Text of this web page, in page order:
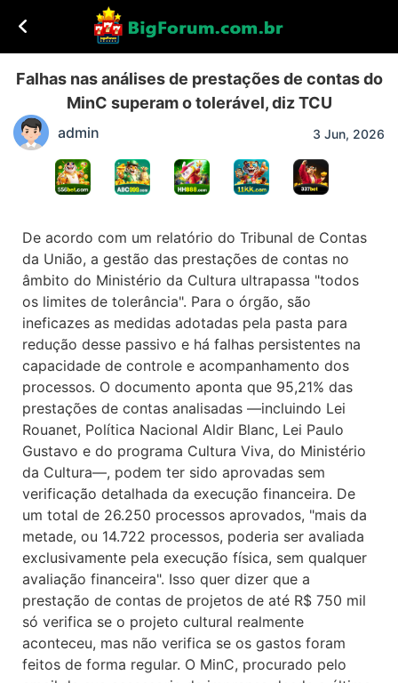
Falhas nas análises de prestações de contas do
MinC superam o tolerável, diz TCU
admin 3 Jun, 2026
De acordo com um relatório do Tribunal de Contas
da União, a gestão das prestações de contas no
âmbito do Ministério da Cultura ultrapassa "todos
os limites de tolerância". Para o órgão, são
ineficazes as medidas adotadas pela pasta para
redução desse passivo e há falhas persistentes na
capacidade de controle e acompanhamento dos
processos. O documento aponta que 95,21% das
prestações de contas analisadas —incluindo Lei
Rouanet, Política Nacional Aldir Blanc, Lei Paulo
Gustavo e do programa Cultura Viva, do Ministério
da Cultura—, podem ter sido aprovadas sem
verificação detalhada da execução financeira. De
um total de 26.250 processos aprovados, "mais da
metade, ou 14.722 processos, poderia ser avaliada
exclusivamente pela execução física, sem qualquer
avaliação financeira". Isso quer dizer que a
prestação de contas de projetos de até R$ 750 mil
só verifica se o projeto cultural realmente
aconteceu, mas não verifica se os gastos foram
feitos de forma regular. O MinC, procurado pelo